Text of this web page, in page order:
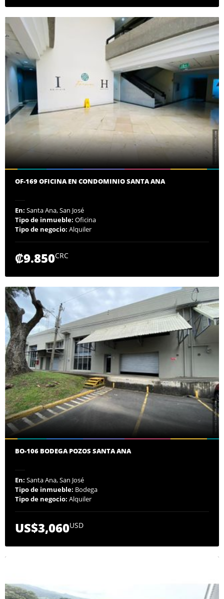
OF-169 OFICINA EN CONDOMINIO SANTA ANA
En: Santa Ana, San José
Tipo de inmueble: Oficina
Tipo de negocio: Alquiler
₡9.850CRC
BO-106 BODEGA POZOS SANTA ANA
En: Santa Ana, San José
Tipo de inmueble: Bodega
Tipo de negocio: Alquiler
US$3,060USD